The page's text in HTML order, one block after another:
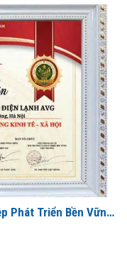
Phát Triển Bền Vững